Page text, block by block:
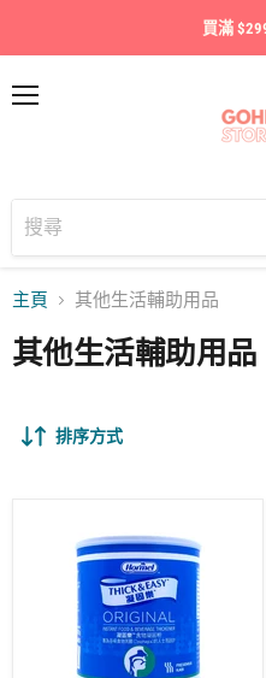
買滿
主頁 其他生活輔助用品
其他生活輔助用品
排序方式